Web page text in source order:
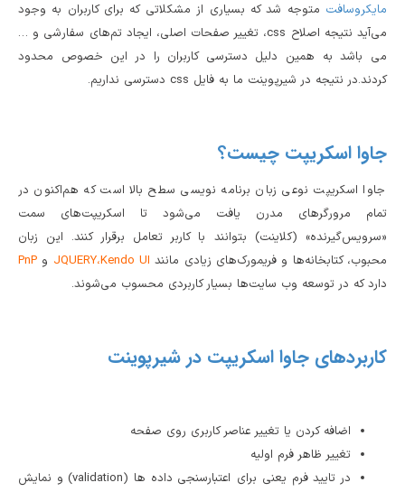
مایکروسافت متوجه شد که بسیاری از مشکلاتی که برای کاربران به وجود
می‌آید نتیجه اصلاح css، تغییر صفحات اصلی، ایجاد تم‌های سفارشی و …
می باشد به همین دلیل دسترسی کاربران را در این خصوص محدود
کردند.در نتیجه در شیرپوینت ما به فایل css دسترسی نداریم.
جاوا اسکریپت چیست؟
جاوا اسکریپت نوعی زبان برنامه نویسی سطح بالا است که هم‌اکنون در
تمام مرورگرهای مدرن یافت می‌شود تا اسکریپت‌های سمت
«سرویس‌گیرنده» (کلاینت) بتوانند با کاربر تعامل برقرار کنند. این زبان
محبوب، کتابخانه‌ها و فریمورک‌های زیادی مانند
JQUERY،Kendo UI و PnP
دارد که در توسعه وب سایت‌ها بسیار کاربردی محسوب می‌شوند.
کاربردهای جاوا اسکریپت در شیرپوینت
اضافه کردن یا تغییر عناصر کاربری روی صفحه
تغییر ظاهر فرم اولیه
در تایید فرم یعنی برای اعتبارسنجی داده ها (validation) و نمایش